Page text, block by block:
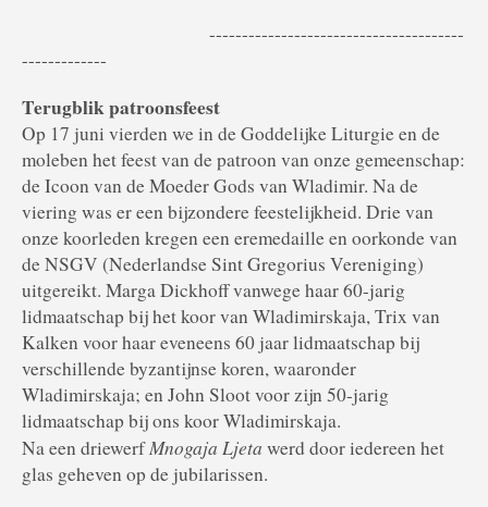
---------------------------------------
-------------
Terugblik patroonsfeest
Op 17 juni vierden we in de Goddelijke Liturgie en de
moleben het feest van de patroon van onze gemeenschap:
de Icoon van de Moeder Gods van Wladimir. Na de
viering was er een bijzondere feestelijkheid. Drie van
onze koorleden kregen een eremedaille en oorkonde van
de NSGV (Nederlandse Sint Gregorius Vereniging)
uitgereikt. Marga Dickhoff vanwege haar 60-jarig
lidmaatschap bij het koor van Wladimirskaja, Trix van
Kalken voor haar eveneens 60 jaar lidmaatschap bij
verschillende byzantijnse koren, waaronder
Wladimirskaja; en John Sloot voor zijn 50-jarig
lidmaatschap bij ons koor Wladimirskaja.
Na een driewerfMnogaja Ljeta werd door iedereen het
glas geheven op de jubilarissen.